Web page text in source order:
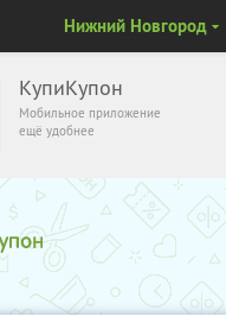
КупиКупон
Мобильное приложение
ещё удобнее
Нижний Новгород